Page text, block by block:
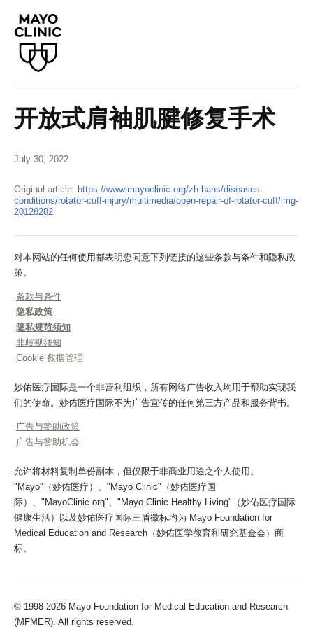
开放式肩袖肌腱修复手术
July 30, 2022
Original article: https://www.mayoclinic.org/zh-hans/diseases-
conditions/rotator-cuff-injury/multimedia/open-repair-of-rotator-cuff/img-
20128282
对本网站的任何使用都表明您同意下列链接的这些条款与条件和隐私政
策。
条款与条件
隐私政策
隐私规范须知
非歧视须知
Cookie 数据管理
妙佑医疗国际是一个非营利组织，所有网络广告收入均用于帮助实现我
们的使命。妙佑医疗国际不为广告宣传的任何第三方产品和服务背书。
广告与赞助政策
广告与赞助机会
允许将材料复制单份副本，但仅限于非商业用途之个人使用。
"Mayo"（妙佑医疗）、"Mayo Clinic"（妙佑医疗国
际）、"MayoClinic.org"、"Mayo Clinic Healthy Living"（妙佑医疗国际
健康生活）以及妙佑医疗国际三盾徽标均为 Mayo Foundation for
Medical Education and Research（妙佑医学教育和研究基金会）商
标。
© 1998-2026 Mayo Foundation for Medical Education and Research
(MFMER). All rights reserved.